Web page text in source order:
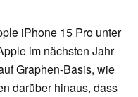
iPhone 15 Pro unter
im nächsten Jahr
Graphen-Basis, wie
darüber hinaus, dass